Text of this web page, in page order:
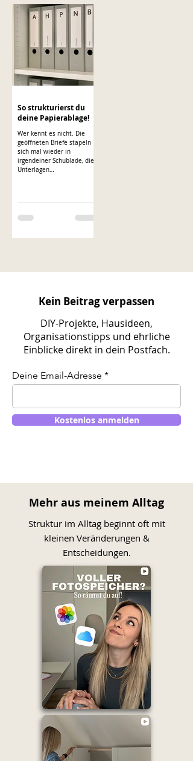
anhäufen. Nach Norwegen
habe ich dann nochmal
einen anderen Blick auf
alles gehabt, dort gabs
nicht viel und mir ging es
unfassbar gut. Die Weite,
die Stille, die Natur. Ich
hatte nur das Nötigste
dabei und habe gemerkt,
wie wenig man im Le
So strukturierst du
deine Papierablage!
Wer kennt es nicht. Die
geöffneten Briefe stapeln
sich mal wieder in
irgendeiner Schublade, die
Unterlagen
irgendwann verliert man
System was du leicht
umsetzen kannst und du
Kein Beitrag verpassen
DIY-Projekte, Hausideen,
Organisationstipps und ehrliche
Einblicke direkt in dein Postfach.
Deine Email-Adresse
Kostenlos anmelden
Mehr aus meinem Alltag
Struktur im Alltag beginnt oft mit
kleinen Veränderungen &
Entscheidungen.